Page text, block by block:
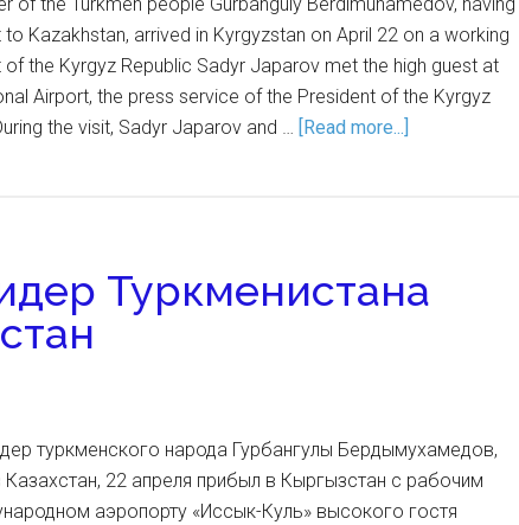
Kazakhstan, arrived in Kyrgyzstan on April 22 on a working
of the Kyrgyz Republic Sadyr Japarov met the high guest at
Airport, the press service of the President of the Kyrgyz
the visit, Sadyr Japarov and … [Read more...]
Туркменистана
туркменского народа Гурбангулы Бердымухамедов,
22 апреля прибыл в Кыргызстан с рабочим
аэропорту «Иссык-Куль» высокого гостя